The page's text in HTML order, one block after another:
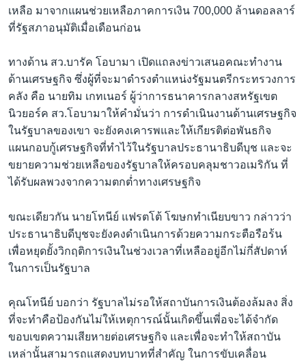
เหลือ มาจากแผนช่วยเหลือภาคการเงิน 700,000 ล้านดอลลาร์
ที่รัฐสภาอนุมัติเมื่อเดือนก่อน
ทางด้าน สว.บารัค โอบามา เปิดแถลงข่าวเสนอคณะทำงาน
ด้านเศรษฐกิจ ซึ่งผู้ที่จะมาดำรงตำแหน่งรัฐมนตรีกระทรวงการ
คลัง คือ นายทิม เกทเนอร์ ผู้ว่าการธนาคารกลางสหรัฐเขต
นิวยอร์ค สว.โอบามาให้คำมั่นว่า การดำเนินงานด้านเศรษฐกิจ
ในรัฐบาลของเขา จะยังคงเคารพและให้เกียรติต่อพันธกิจ
แผนกอบกู้เศรษฐกิจที่ทำไว้ในรัฐบาลประธานาธิบดีบุช และจะ
ขยายความช่วยเหลือของรัฐบาลให้ครอบคลุมชาวอเมริกัน ที่
ได้รับผลพวงจากความตกต่ำทางเศรษฐกิจ
ขณะเดียวกัน นายโทนีย์ แฟรตโต้ โฆษกทำเนียบขาว กล่าวว่า
ประธานาธิบดีบุชจะยังคงดำเนินการด้วยความกระตือรือร้น
เพื่อหยุดยั้งวิกฤติการเงินในช่วงเวลาที่เหลืออยู่อีกไม่กี่สัปดาห์
ในการเป็นรัฐบาล
คุณโทนีย์ บอกว่า รัฐบาลไม่รอให้สถาบันการเงินต้องล้มลง สิ่ง
ที่จะทำคือป้องกันไม่ให้เหตุการณ์นั้นเกิดขึ้นเพี่อจะได้จำกัด
ขอบเขตความเสียหายต่อเศรษฐกิจ และเพื่อจะทำให้สถาบัน
เหล่านั้นสามารถแสดงบทบาทที่สำคัญ ในการขับเคลื่อน